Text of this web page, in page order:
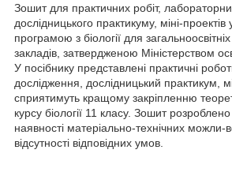
Зошит для практичних робіт,
дослідницького практикуму, міні-
програмою з біології для
закладів, затвердженою Міністерством
У посібнику представлені практичні
дослідження, дослідницький практикум,
сприятимуть кращому закріпленню
курсу біології 11 класу. Зошит
наявності матеріально-технічних можли-
відсутності відповідних умов.